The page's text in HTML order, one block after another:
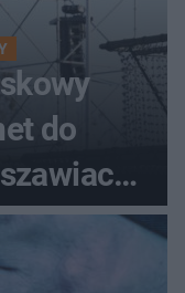
do
Max!